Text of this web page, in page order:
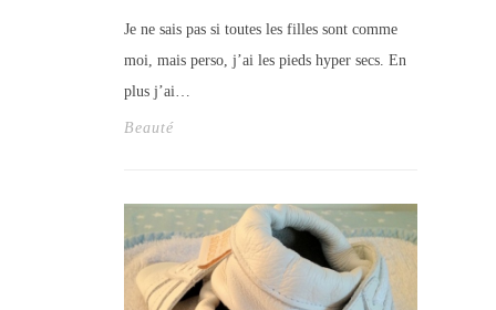
Je ne sais pas si toutes les filles sont comme
moi, mais perso, j’ai les pieds hyper secs. En
plus j’ai…
Beauté